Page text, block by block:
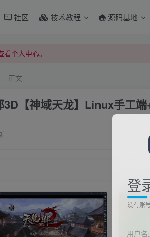
社区 技术教程 源码基地
看个人中心。
个人中心。
正文
【神域天龙】Linux手工
登
没有账
用户